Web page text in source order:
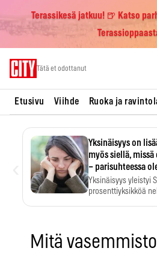
Terassikesä jatkuu! 🍺 Katso
Tätä et odottanut
Etusivu Viihde Ruoka ja
Yksinäisyys on
myös siellä,
– parisuhteessa
Yksinäisyys yleistyi
prosenttiyksikköä
Mitä